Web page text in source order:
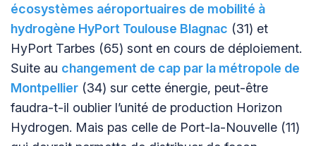
écosystèmes aéroportuaires de mobilité à
hydrogène HyPort Toulouse Blagnac (31) et
HyPort Tarbes (65) sont en cours de déploiement.
Suite au changement de cap par la métropole de
Montpellier (34) sur cette énergie, peut-être
faudra-t-il oublier l’unité de production Horizon
Hydrogen. Mais pas celle de Port-la-Nouvelle (11)